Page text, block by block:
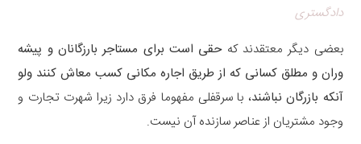
دادگستری
بعضی دیگر معتقدند کهحقی است برای مستاجر بارزگانان و پیشه
وران و مطلق کسانی که از طریق اجاره مکانی کسب معاش کنند ولو
آنکه بازرگان نباشند، با سرقفلی مفهوما فرق دارد زیرا شهرت تجارت و
وجود مشتریان از عناصر سازنده آن نیست.